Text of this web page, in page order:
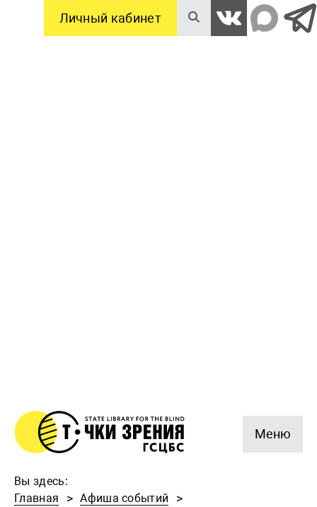
Меню
Личный кабинет
Вы здесь:
Главная
Афиша событий